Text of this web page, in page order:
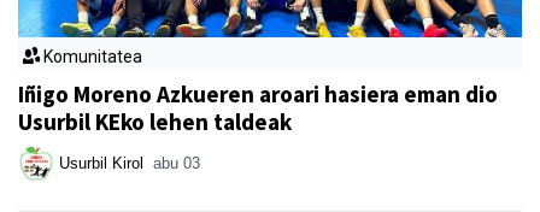
Komunitatea
Iñigo Moreno Azkueren aroari hasiera eman dio
Usurbil KEko lehen taldeak
Usurbil Kirol abu 03